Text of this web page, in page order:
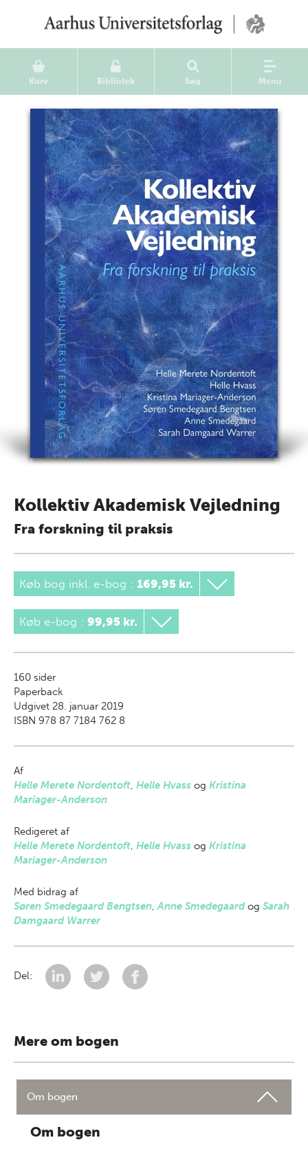
Kurv Bibliotek Søg Menu
Kollektiv Akademisk Vejledning
Fra forskning til praksis
Køb bog inkl. e-bog : 169,95 kr.
Køb e-bog : 99,95 kr.
160 sider
Paperback
Udgivet 28. januar 2019
ISBN 978 87 7184 762 8
Af
Helle Merete Nordentoft, Helle Hvass og Kristina
Mariager-Anderson
Redigeret af
Helle Merete Nordentoft, Helle Hvass og Kristina
Mariager-Anderson
Med bidrag af
Søren Smedegaard Bengtsen,Anne Smedegaardog Sarah
Damgaard Warrer
Del:
Mere om bogen
Om bogen
Om bogen